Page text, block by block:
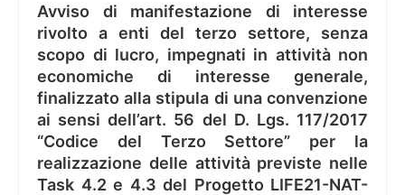
Avviso di manifestazione di interesse
rivolto a enti del terzo settore, senza
scopo di lucro, impegnati in attività non
economiche di interesse generale,
finalizzato alla stipula di una convenzione
ai sensi dell’art. 56 del D. Lgs. 117/2017
“Codice del Terzo Settore” per la
realizzazione delle attività previste nelle
Task 4.2 e 4.3 del Progetto LIFE21-NAT-